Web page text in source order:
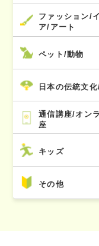
ファッション/
ア/アート
ペット/動物
日本の伝統文
通信講座/オン
座
キッズ
その他